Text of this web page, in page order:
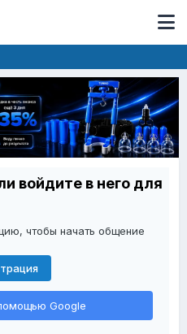
войдите в него для
чтобы начать общение
Google